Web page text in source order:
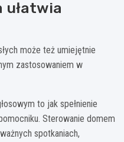
ułatwia
może też umiejętnie
zastosowaniem w
to jak spełnienie
Sterowanie domem
spotkaniach,